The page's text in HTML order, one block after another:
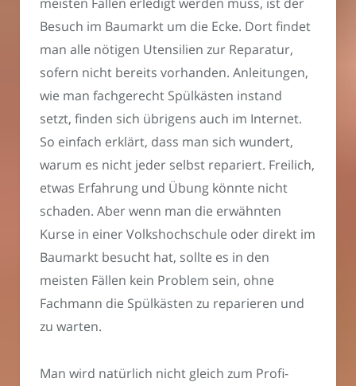
Besuch im Baumarkt um die Ecke. Dort findet
man alle nötigen Utensilien zur Reparatur,
sofern nicht bereits vorhanden. Anleitungen,
wie man fachgerecht Spülkästen instand
setzt, finden sich übrigens auch im Internet.
So einfach erklärt, dass man sich wundert,
warum es nicht jeder selbst repariert. Freilich,
etwas Erfahrung und Übung könnte nicht
schaden. Aber wenn man die erwähnten
Kurse in einer Volkshochschule oder direkt im
Baumarkt besucht hat, sollte es in den
meisten Fällen kein Problem sein, ohne
Fachmann die Spülkästen zu reparieren und
zu warten.
Man wird natürlich nicht gleich zum Profi-